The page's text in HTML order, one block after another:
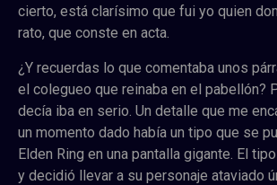
cierto, está clarísimo que fui yo quien
rato, que conste en acta.
¿Y recuerdas lo que comentaba unos
el colegueo que reinaba en el pabellón?
decía iba en serio. Un detalle que me
un momento dado había un tipo que se
Elden Ring en una pantalla gigante. El
y decidió llevar a su personaje ataviado